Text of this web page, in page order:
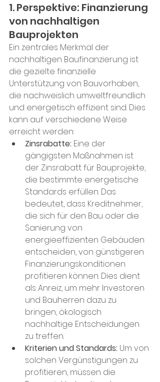
1. Perspektive: Finanzierung
von nachhaltigen
Bauprojekten
Ein zentrales Merkmal der
nachhaltigen Baufinanzierung ist
die gezielte finanzielle
Unterstützung von Bauvorhaben,
die nachweislich umweltfreundlich
und energetisch effizient sind. Dies
kann auf verschiedene Weise
erreicht werden:
Zinsrabatte: Eine der
gängigsten Maßnahmen ist
der Zinsrabatt für Bauprojekte,
die bestimmte energetische
Standards erfüllen. Das
bedeutet, dass Kreditnehmer,
die sich für den Bau oder die
Sanierung von
energieeffizienten Gebäuden
entscheiden, von günstigeren
Finanzierungskonditionen
profitieren können. Dies dient
als Anreiz, um mehr Investoren
und Bauherren dazu zu
bringen, ökologisch
nachhaltige Entscheidungen
zu treffen.
Kriterien und Standards: Um von
solchen Vergünstigungen zu
profitieren, müssen die